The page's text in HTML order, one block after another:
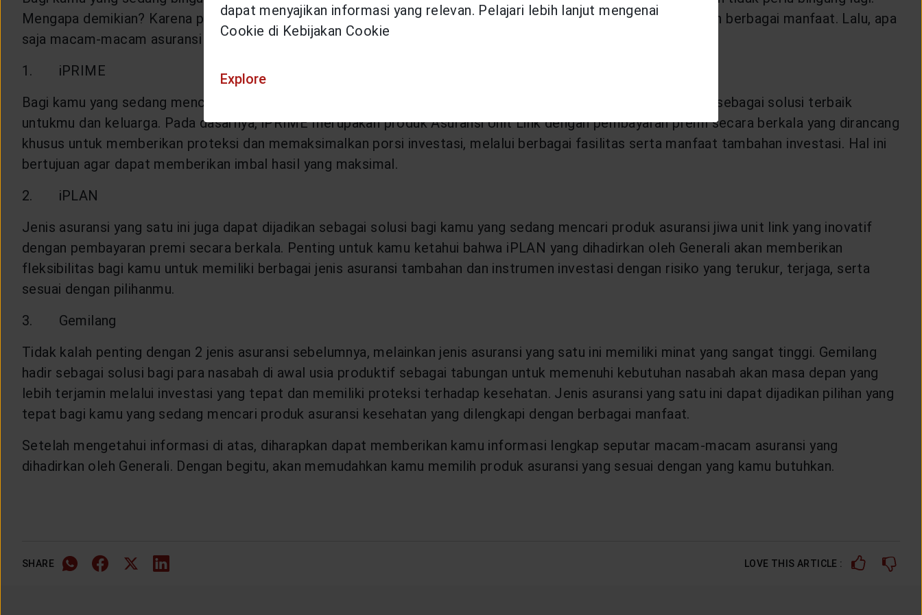
Mengapa demikian? Karena pada dasarnya Generali hadir dengan macam-macam asuransi yang akan memberikan berbagai manfaat. Lalu, apa
saja macam-macam asuransi yang dihadirkan oleh Generali? Yuk, simak informasi berikut ini:
1. iPRIME
Bagi kamu yang sedang mencari asuransi jiwa dengan berbagai manfaat yang dihadirkan, iPRIME dapat dijadikan sebagai solusi terbaik
untukmu dan keluarga. Pada dasarnya, iPRIME merupakan produk Asuransi Unit Link dengan pembayaran premi secara berkala yang dirancang
khusus untuk memberikan proteksi dan memaksimalkan porsi investasi, melalui berbagai fasilitas serta manfaat tambahan investasi. Hal ini
bertujuan agar dapat memberikan imbal hasil yang maksimal.
2. iPLAN
Jenis asuransi yang satu ini juga dapat dijadikan sebagai solusi bagi kamu yang sedang mencari produk asuransi jiwa unit link yang inovatif
dengan pembayaran premi secara berkala. Penting untuk kamu ketahui bahwa iPLAN yang dihadirkan oleh Generali akan memberikan
fleksibilitas bagi kamu untuk memiliki berbagai jenis asuransi tambahan dan instrumen investasi dengan risiko yang terukur, terjaga, serta
sesuai dengan pilihanmu.
3. Gemilang
Tidak kalah penting dengan 2 jenis asuransi sebelumnya, melainkan jenis asuransi yang satu ini memiliki minat yang sangat tinggi. Gemilang
hadir sebagai solusi bagi para nasabah di awal usia produktif sebagai tabungan untuk memenuhi kebutuhan nasabah akan masa depan yang
lebih terjamin melalui investasi yang tepat dan memiliki proteksi terhadap kesehatan. Jenis asuransi yang satu ini dapat dijadikan pilihan yang
tepat bagi kamu yang sedang mencari produk asuransi kesehatan yang dilengkapi dengan berbagai manfaat.
Setelah mengetahui informasi di atas, diharapkan dapat memberikan kamu informasi lengkap seputar macam-macam asuransi yang
dihadirkan oleh Generali. Dengan begitu, akan memudahkan kamu memilih produk asuransi yang sesuai dengan yang kamu butuhkan.
SHARE LOVE THIS ARTICLE :
dapat menyajikan informasi yang relevan. Pelajari lebih lanjut mengenai
Cookie di Kebijakan Cookie
Explore